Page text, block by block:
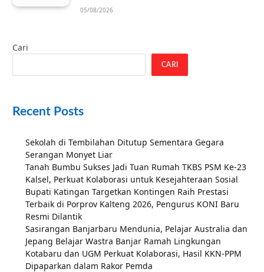
05/08/2026
Cari
CARI
Recent Posts
Sekolah di Tembilahan Ditutup Sementara Gegara
Serangan Monyet Liar
Tanah Bumbu Sukses Jadi Tuan Rumah TKBS PSM Ke-23
Kalsel, Perkuat Kolaborasi untuk Kesejahteraan Sosial
Bupati Katingan Targetkan Kontingen Raih Prestasi
Terbaik di Porprov Kalteng 2026, Pengurus KONI Baru
Resmi Dilantik
Sasirangan Banjarbaru Mendunia, Pelajar Australia dan
Jepang Belajar Wastra Banjar Ramah Lingkungan
Kotabaru dan UGM Perkuat Kolaborasi, Hasil KKN-PPM
Dipaparkan dalam Rakor Pemda